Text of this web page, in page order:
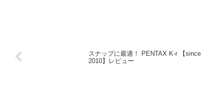
スナップに最適！ PENTAX K-r 【since
2010】レビュー